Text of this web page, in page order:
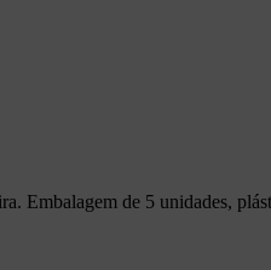
Embalagem de 5 unidades,